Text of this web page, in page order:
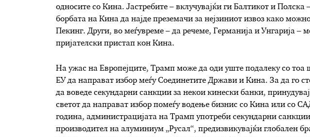
односите со Кина. Јастребите – вклучувајќи ги Балтикот и Полска
борбата на Кина да најде преземачи за нејзиниот извоз како
Пекинг. Други, во меѓувреме – да речеме, Германија и Унгарија –
пријателски пристап кон Кина.
На ужас на Европејците, Трамп може да оди уште подалеку со тоа
ЕУ да направат избор меѓу Соединетите Држави и Кина. За да го
да воведе секундарни санкции за некои кинески банки,
светот да направат избор помеѓу водење бизнис со Кина или со
година, администрацијата на Трамп употреби секундарни
производител на алуминиум „Русал“, предизвикувајќи глобален